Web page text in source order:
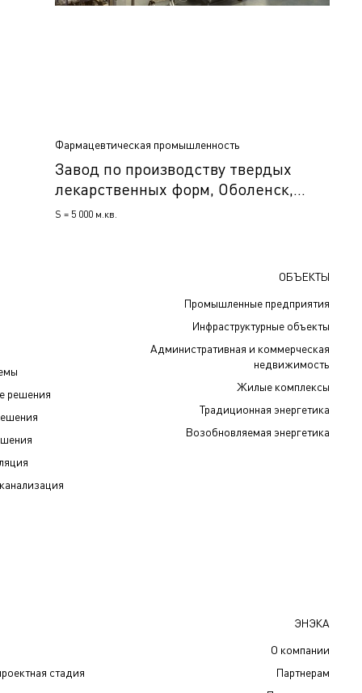
Фармацевтическая промышленность
Завод по производству твердых
лекарственных форм, Оболенск,
Россия
S = 5 000 м.кв.
решения
ОБЪЕКТЫ
Промышленные предприятия
Инфраструктурные объекты
Административная и коммерческая
недвижимость
Жилые комплексы
Традиционная энергетика
Возобновляемая энергетика
стадия
ЭНЭКА
О компании
Партнерам